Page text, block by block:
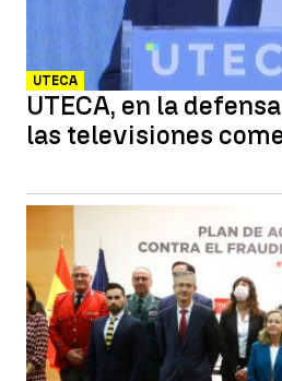
UTECA
UTECA, en la
las televisiones